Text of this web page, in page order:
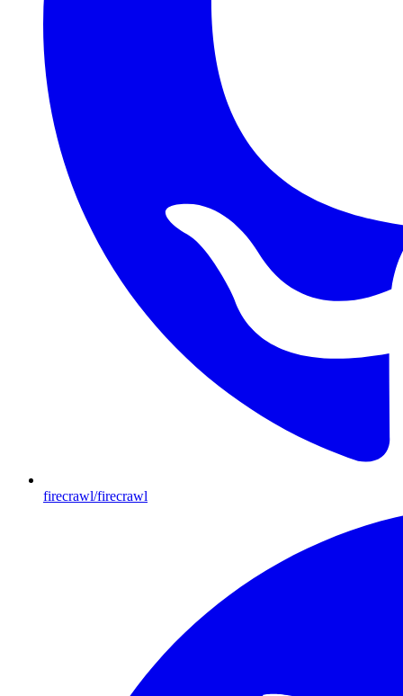
firecrawl/firecrawl